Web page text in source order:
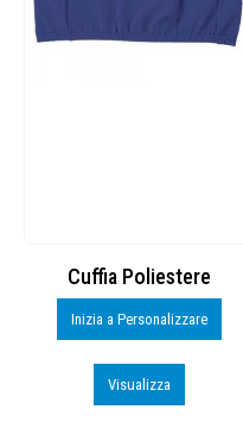
Cuffia Poliestere
Inizia a Personalizzare
Visualizza